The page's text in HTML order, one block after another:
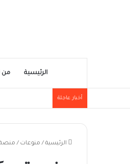
الرئيسية من
أخبار عاجلة
الرئيسية / منوعات / منصة